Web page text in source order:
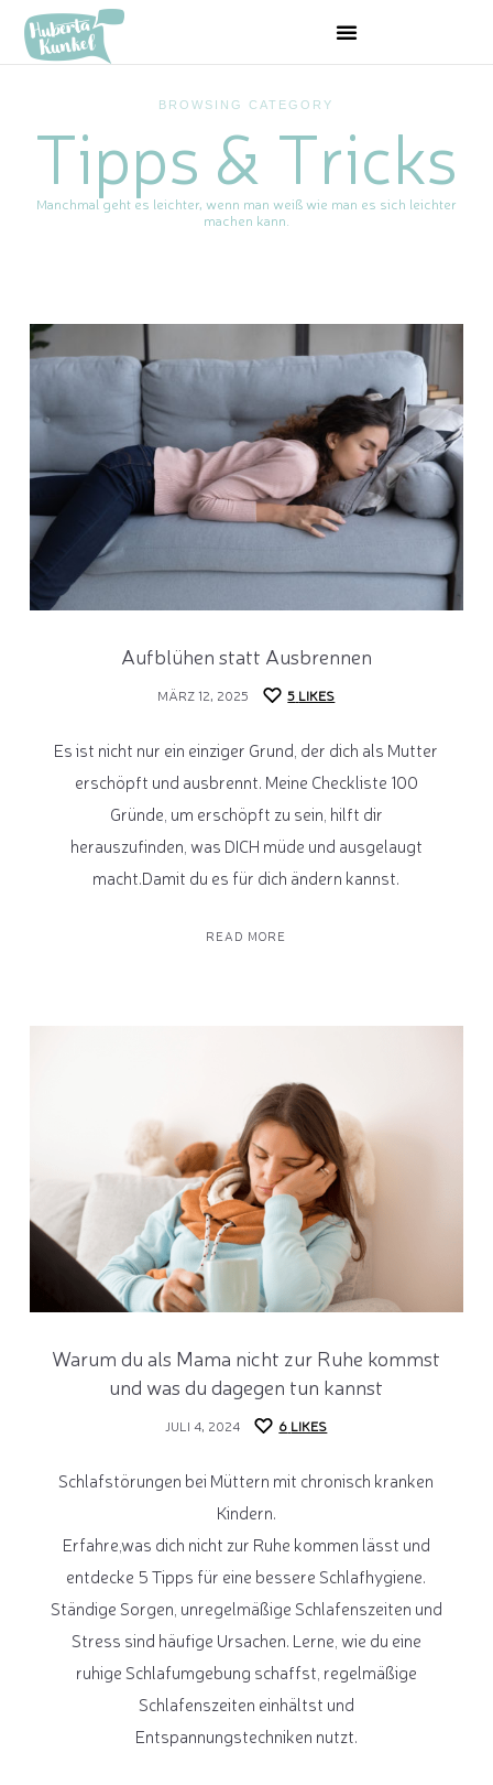
BROWSING CATEGORY
Tipps & Tricks
Manchmal geht es leichter, wenn man weiß wie man es sich leichter
machen kann.
Aufblühen statt Ausbrennen
MÄRZ 12, 2025 5 LIKES
Es ist nicht nur ein einziger Grund, der dich als Mutter
erschöpft und ausbrennt. Meine Checkliste 100
Gründe, um erschöpft zu sein, hilft dir
herauszufinden, was DICH müde und ausgelaugt
macht.Damit du es für dich ändern kannst.
READ MORE
Warum du als Mama nicht zur Ruhe kommst
und was du dagegen tun kannst
JULI 4, 2024 6 LIKES
Schlafstörungen bei Müttern mit chronisch kranken
Kindern.
Erfahre,was dich nicht zur Ruhe kommen lässt und
entdecke 5 Tipps für eine bessere Schlafhygiene.
Ständige Sorgen, unregelmäßige Schlafenszeiten und
Stress sind häufige Ursachen. Lerne, wie du eine
ruhige Schlafumgebung schaffst, regelmäßige
Schlafenszeiten einhältst und
Entspannungstechniken nutzt.